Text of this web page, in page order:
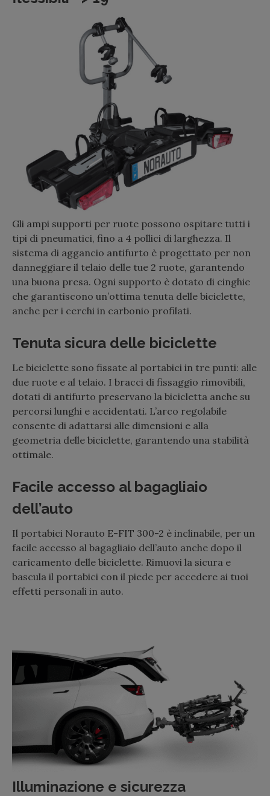
Gli ampi supporti per ruote possono ospitare tutti i
tipi di pneumatici, fino a 4 pollici di larghezza. Il
sistema di aggancio antifurto è progettato per non
danneggiare il telaio delle tue 2 ruote, garantendo
una buona presa. Ogni supporto è dotato di cinghie
che garantiscono un’ottima tenuta delle biciclette,
anche per i cerchi in carbonio profilati.
Tenuta sicura delle biciclette
Le biciclette sono fissate al portabici in tre punti: alle
due ruote e al telaio. I bracci di fissaggio rimovibili,
dotati di antifurto preservano la bicicletta anche su
percorsi lunghi e accidentati. L’arco regolabile
consente di adattarsi alle dimensioni e alla
geometria delle biciclette, garantendo una stabilità
ottimale.
Facile accesso al bagagliaio
dell’auto
Il portabici Norauto E-FIT 300-2 è inclinabile, per un
facile accesso al bagagliaio dell’auto anche dopo il
caricamento delle biciclette. Rimuovi la sicura e
bascula il portabici con il piede per accedere ai tuoi
effetti personali in auto.
Illuminazione e sicurezza